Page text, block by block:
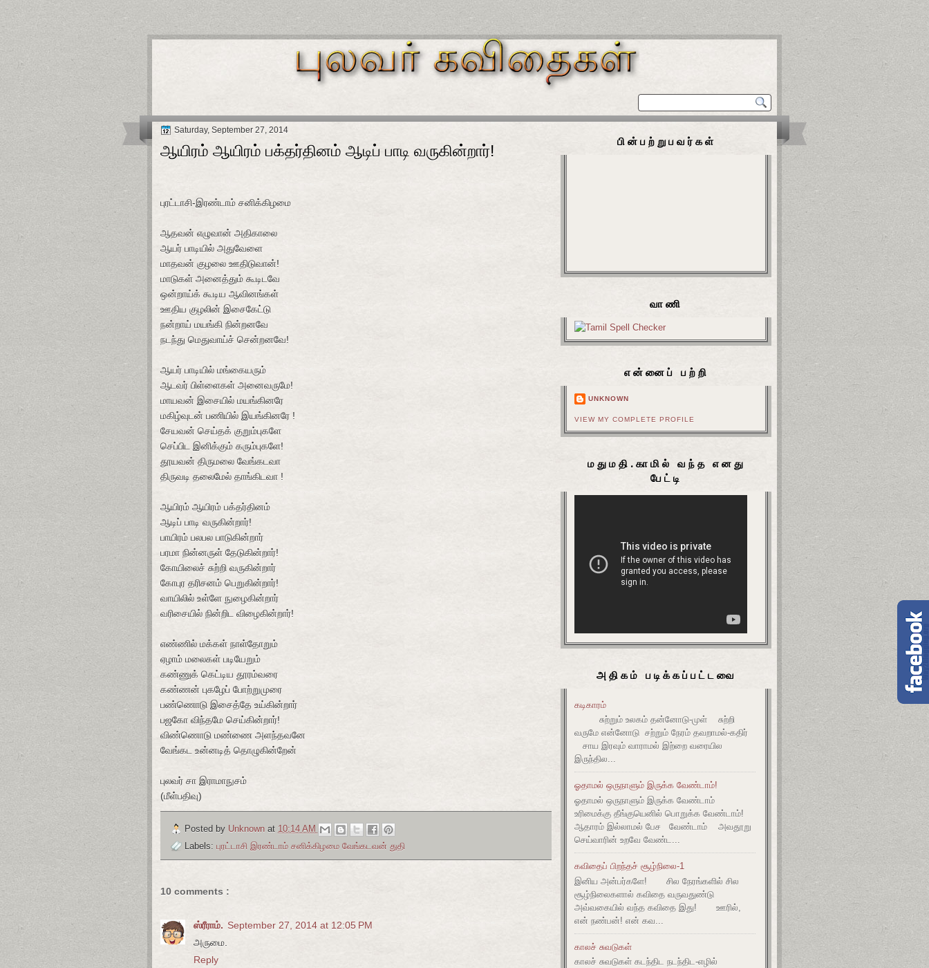
Saturday, September 27, 2014
ஆயிரம் ஆயிரம் பக்தர்தினம் ஆடிப் பாடி வருகின்றார்!
புரட்டாசி-இரண்டாம் சனிக்கிழமை
ஆதவன் எழுவான் அதிகாலை
ஆயர் பாடியில் அதுவேளை
மாதவன் குழலை ஊதிடுவான்!
மாடுகள் அனைத்தும் கூடிடவே
ஒன்றாய்க் கூடிய ஆவினங்கள்
ஊதிய குழலின் இசைகேட்டு
நன்றாய் மயங்கி நின்றனவே
நடந்து மெதுவாய்ச் சென்றனவே!
ஆயர் பாடியில் மங்கையரும்
ஆடவர் பிள்ளைகள் அனைவருமே!
மாயவன் இசையில் மயங்கினரே
மகிழ்வுடன் பணியில் இயங்கினரே !
சேயவன் செய்தக் குறும்புகளே
செப்பிட இனிக்கும் கரும்புகளே!
தூயவன் திருமலை வேங்கடவா
திருவடி தலைமேல் தாங்கிடவா !
ஆயிரம் ஆயிரம் பக்தர்தினம்
ஆடிப் பாடி வருகின்றார்!
பாயிரம் பலபல பாடுகின்றார்
பரமா நின்னருள் தேடுகின்றார்!
கோயிலைச் சுற்றி வருகின்றார்
கோபுர தரிசனம் பெறுகின்றார்!
வாயிலில் உள்ளே நுழைகின்றார்
வரிசையில் நின்றிட விழைகின்றார்!
எண்ணில் மக்கள் நாள்தோறும்
ஏழாம் மலைகள் படியேறும்
கண்ணுக் கெட்டிய தூரம்வரை
கண்ணன் புகழேப் போற்றுமுரை
பண்ணொடு இசைத்தே உய்கின்றார்
பஜகோ விந்தமே செய்கின்றார்!
விண்ணொடு மண்ணை அளந்தவனே
வேங்கட உன்னடித் தொழுகின்றேன்
புலவர் சா இராமாநுசம்
(மீள்பதிவு)
Posted by Unknown at 10:14 AM
Labels: புரட்டாசி இரண்டாம் சனிக்கிழமை வேங்கடவன் துதி
10 comments :
ஸ்ரீராம். September 27, 2014 at 12:05 PM
அருமை.
Reply
பின்பற்றுபவர்கள்
வாணி
என்னைப் பற்றி
UNKNOWN
VIEW MY COMPLETE PROFILE
மதுமதி.காமில் வந்த எனது
பேட்டி
அதிகம் படிக்கப்பட்டவை
கடிகாரம்
சுற்றும் உலகம் தன்னோடு-முள் சுற்றி
வருமே என்னோடு சற்றும் நேரம் தவறாமல்-கதிர்
சாய இரவும் வாராமல் இற்றை வரையில
இருந்தில...
ஓதாமல் ஒருநாளும் இருக்க வேண்டாம்!
ஓதாமல் ஒருநாளும் இருக்க வேண்டாம்
உரிமைக்கு தீங்குயெனில் பொறுக்க வேண்டாம்!
ஆதாரம் இல்லாமல் பேச வேண்டாம் அவதூறு
செய்வாரின் உறவே வேண்ட...
கவிதைப் பிறந்தச் சூழ்நிலை-1
இனிய அன்பர்களே! சில நேரங்களில் சில
சூழ்நிலைகளால் கவிதை வருவதுண்டு
அவ்வகையில் வந்த கவிதை இது! ஊரில்,
என் நண்பன்! என் கவ...
காலச் சுவடுகள்
காலச் சுவடுகள் கடந்திட நடந்திட-எழில்